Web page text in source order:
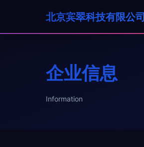
北京宾翠科技有限公司
企业信息
Information